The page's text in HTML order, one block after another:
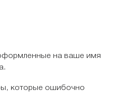
на ваше имя
которые ошибочно